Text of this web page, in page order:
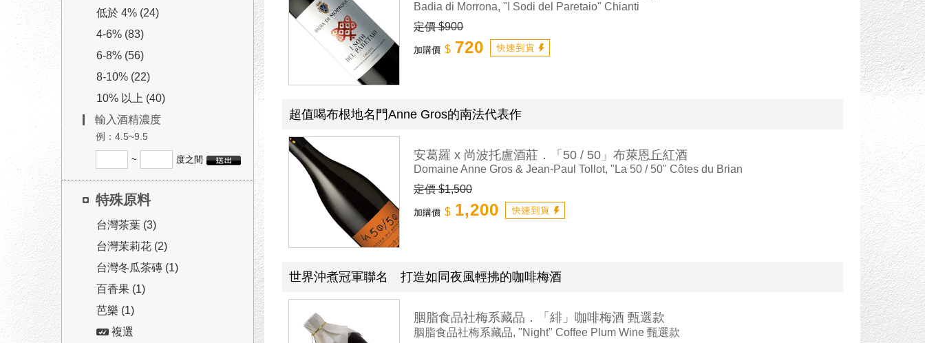
低於 4% (24)
4-6% (83)
6-8% (56)
8-10% (22)
10% 以上 (40)
輸入酒精濃度
例：4.5~9.5
~ 度之間
特殊原料
台灣茶葉 (3)
台灣茉莉花 (2)
台灣冬瓜茶磚 (1)
百香果 (1)
芭樂 (1)
複選
Badia di Morrona, "I Sodi del Paretaio" Chianti
定價 $900
加購價 $ 720
超值喝布根地名門Anne Gros的南法代表作
安葛羅 x 尚波托盧酒莊．「50 / 50」布萊恩丘紅酒
Domaine Anne Gros & Jean-Paul Tollot, "La 50 / 50" Côtes du Brian
定價 $1,500
加購價 $ 1,200
世界沖煮冠軍聯名 打造如同夜風輕拂的咖啡梅酒
胭脂食品社梅系藏品．「緋」咖啡梅酒 甄選款
胭脂食品社梅系藏品, "Night" Coffee Plum Wine 甄選款